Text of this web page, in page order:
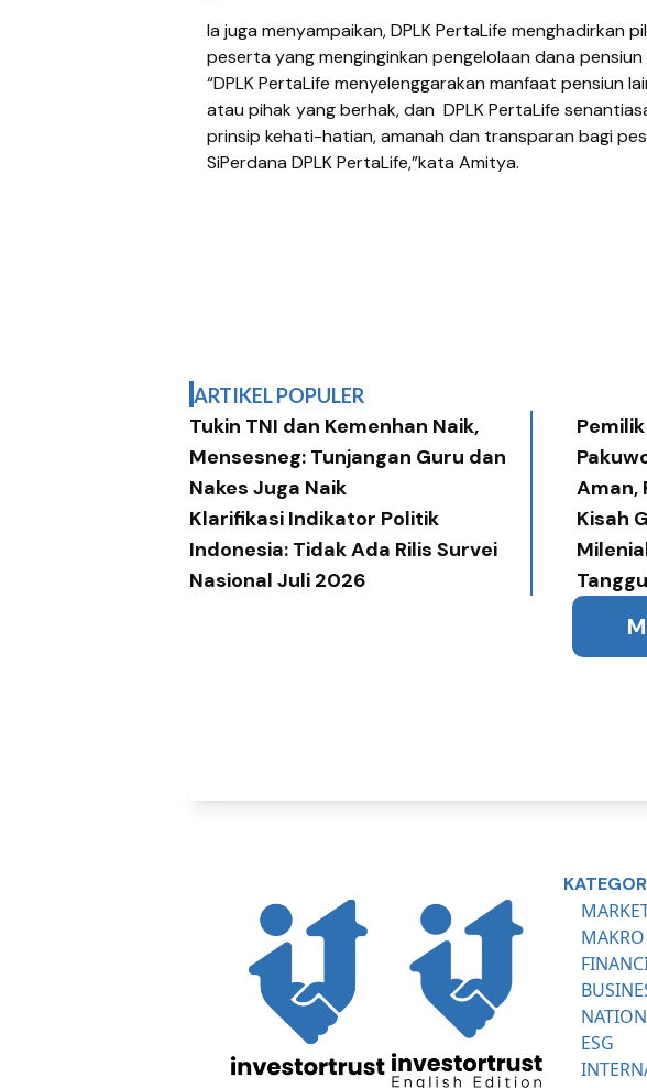
Ia juga menyampaikan, DPLK PertaLife menghadirkan
peserta yang menginginkan pengelolaan dana
“DPLK PertaLife menyelenggarakan manfaat pensiun
atau pihak yang berhak, dan DPLK PertaLife
prinsip kehati-hatian, amanah dan transparan bagi
SiPerdana DPLK PertaLife,”kata Amitya.
ARTIKEL POPULER
Tukin TNI dan Kemenhan Naik,
Mensesneg: Tunjangan Guru dan
Nakes Juga Naik
Aman,
Klarifikasi Indikator Politik
Indonesia: Tidak Ada Rilis Survei
Nasional Juli 2026
Kisah
MAKRO
ESG